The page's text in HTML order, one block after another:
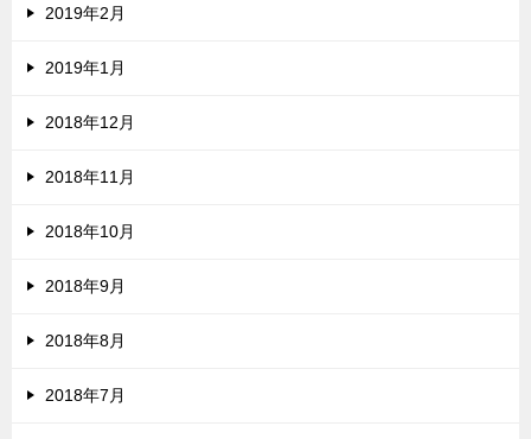
2019年2月
2019年1月
2018年12月
2018年11月
2018年10月
2018年9月
2018年8月
2018年7月